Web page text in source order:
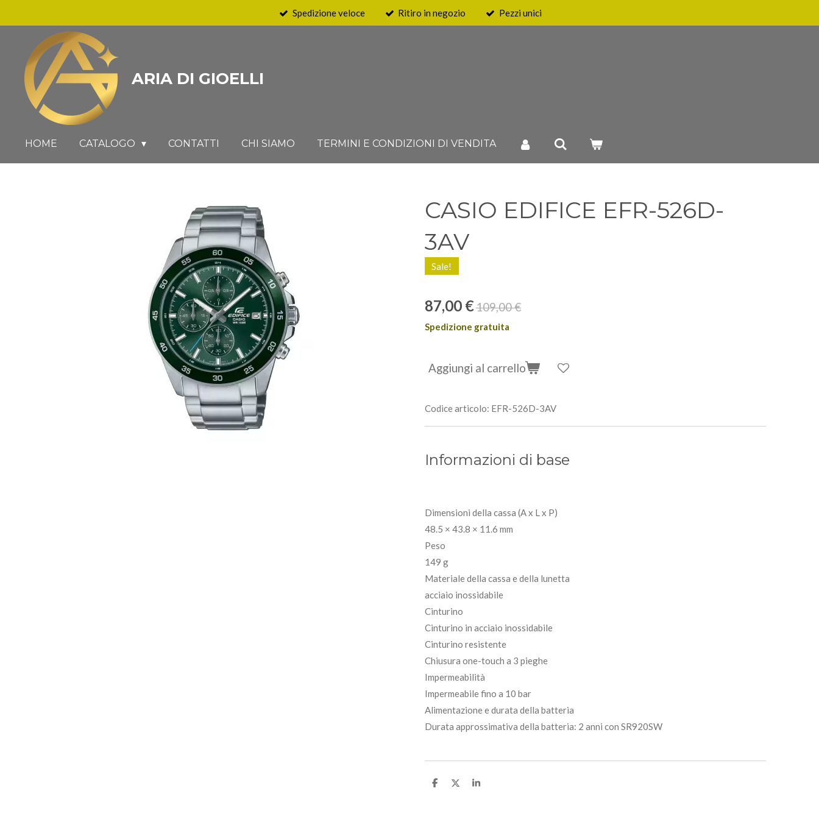
contenuto
principale
Spedizione veloce Ritiro in negozio Pezzi unici
ARIA DI GIOELLI
HOME CATALOGO CONTATTI CHI SIAMO TERMINI E CONDIZIONI DI VENDITA
CASIO EDIFICE EFR-526D-
3AV
Sale!
87,00 €109,00 €
Spedizione gratuita
Aggiungi al carrello
Codice articolo: EFR-526D-3AV
Informazioni di base
Dimensioni della cassa (A x L x P)
48.5 × 43.8 × 11.6 mm
Peso
149 g
Materiale della cassa e della lunetta
acciaio inossidabile
Cinturino
Cinturino in acciaio inossidabile
Cinturino resistente
Chiusura one-touch a 3 pieghe
Impermeabilità
Impermeabile fino a 10 bar
Alimentazione e durata della batteria
Durata approssimativa della batteria: 2 anni con SR920SW
C
C
C